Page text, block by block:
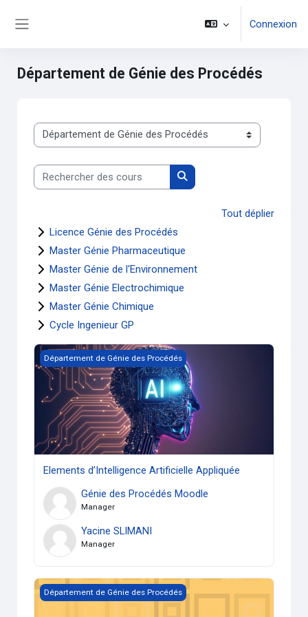
Connexion
Département de Génie des Procédés
Catégories de cours
Rechercher des cours
Rechercher des cours
Tout déplier
Licence Génie des Procédés
Master Génie Pharmaceutique
Master Génie de l'Environnement
Master Génie Electrochimique
Master Génie Chimique
Cycle Ingenieur GP
Elements d’Intelligence Artificielle Appliquée
Département de Génie des Procédés
Elements d’Intelligence Artificielle Appliquée
Génie des Procédés Moodle
Manager
Yacine SLIMANI
Manager
Espace Communication avec les étudiants (GP)
Département de Génie des Procédés